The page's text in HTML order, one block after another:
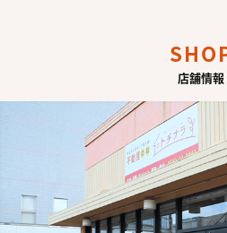
(2) お客さま情報の取扱いに関する規程を
(3) お客さま情報の収集に際しては、利
し、その利用目的にしたがってお客さま
(4) お客さま情報の漏洩、紛失、改ざん
店舗情報